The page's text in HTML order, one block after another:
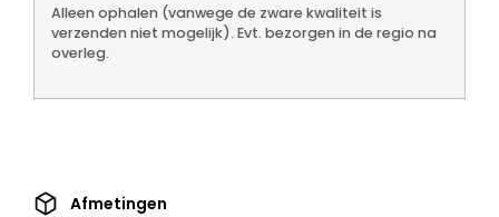
Alleen ophalen (vanwege de zware kwaliteit is
verzenden niet mogelijk). Evt. bezorgen in de regio na
overleg.
Afmetingen